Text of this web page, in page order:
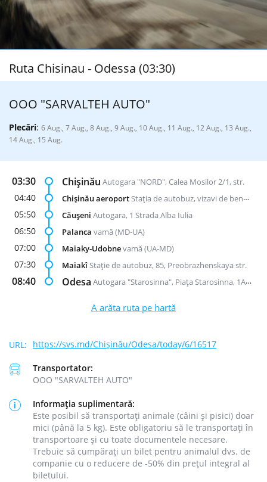
Ruta Chisinau - Odessa (03:30)
ООО "SARVALTEH AUTO"
Plecări: 6 Aug., 7 Aug., 8 Aug., 9 Aug., 10 Aug., 11 Aug., 12 Aug., 13 Aug.,
14 Aug., 15 Aug.
03:30 Chișinău Autogara "NORD", Calea Mosilor 2/1, str.
04:40 Chișinău aeroportStația de autobuz, vizavi de benzinăria "Lukoil"
05:50 Căușeni Autogara, 1 Strada Alba Iulia
06:50 Palanca vamă (MD-UA)
07:00 Maiaky-Udobnevamă (UA-MD)
07:30 MaiakîStație de autobuz, 85, Preobrazhenskaya str.
08:40 Odesa Autogara "Starosinna", Piața Starosinna, 1A-2
A arăta ruta pe hartă
https://svs.md/Chișinău/Odesa/today/6/16517
Transportator:
ООО "SARVALTEH AUTO"
Informația suplimentară:
Este posibil să transportați animale (câini și pisici) doar
mici (până la 5 kg). Este obligatoriu să le transportați în
transportoare și cu toate documentele necesare.
Trebuie să cumpărați un bilet pentru animalul dvs. de
companie cu o reducere de -50% din prețul integral al
biletului.